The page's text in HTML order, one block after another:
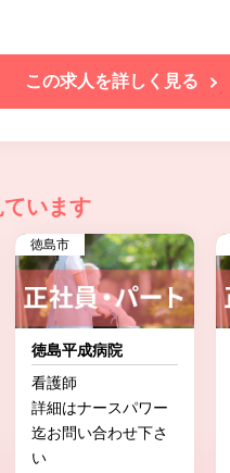
この求人を詳しく見る
います
徳島市
徳島平成病院
看護師
詳細はナースパワー
迄お問い合わせ下さ
い